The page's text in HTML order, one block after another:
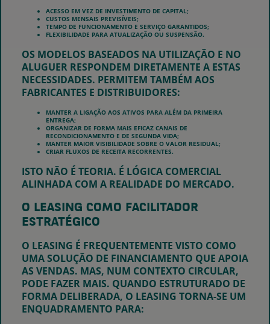
ACESSO EM VEZ DE INVESTIMENTO DE CAPITAL;
CUSTOS MENSAIS PREVISÍVEIS;
TEMPO DE FUNCIONAMENTO E SERVIÇO GARANTIDOS;
FLEXIBILIDADE PARA ATUALIZAÇÃO OU SUSPENSÃO.
OS MODELOS BASEADOS NA UTILIZAÇÃO E NO
ALUGUER RESPONDEM DIRETAMENTE A ESTAS
NECESSIDADES. PERMITEM TAMBÉM AOS
FABRICANTES E DISTRIBUIDORES:
MANTER A LIGAÇÃO AOS ATIVOS PARA ALÉM DA PRIMEIRA
ENTREGA;
ORGANIZAR DE FORMA MAIS EFICAZ CANAIS DE
RECONDICIONAMENTO E DE SEGUNDA VIDA;
MANTER MAIOR VISIBILIDADE SOBRE O VALOR RESIDUAL;
CRIAR FLUXOS DE RECEITA RECORRENTES.
ISTO NÃO É TEORIA. É LÓGICA COMERCIAL
ALINHADA COM A REALIDADE DO MERCADO.
O LEASING COMO FACILITADOR
ESTRATÉGICO
O LEASING É FREQUENTEMENTE VISTO COMO
UMA SOLUÇÃO DE FINANCIAMENTO QUE APOIA
AS VENDAS. MAS, NUM CONTEXTO CIRCULAR,
PODE FAZER MAIS. QUANDO ESTRUTURADO DE
FORMA DELIBERADA, O LEASING TORNA-SE UM
ENQUADRAMENTO PARA: